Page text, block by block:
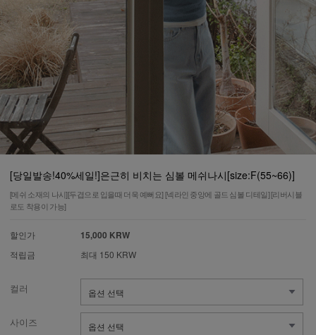
[당일발송!40%세일!]은근히 비치는 심볼 메쉬나시[size:F(55~66)]
[메쉬 소재의 나시][두겹으로 입을때 더욱 예뻐요] [넥라인 중앙에 골드 심볼 디테일] [리버시블
로도 착용이 가능]
할인가 15,000 KRW
적립금 최대 150 KRW
컬러
사이즈